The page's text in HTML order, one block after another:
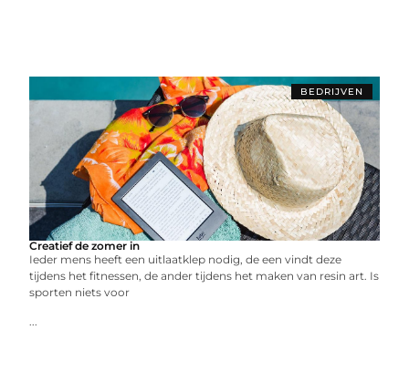
BEDRIJVEN
Creatief de zomer in
Ieder mens heeft een uitlaatklep nodig, de een vindt deze
tijdens het fitnessen, de ander tijdens het maken van resin art. Is
sporten niets voor
...